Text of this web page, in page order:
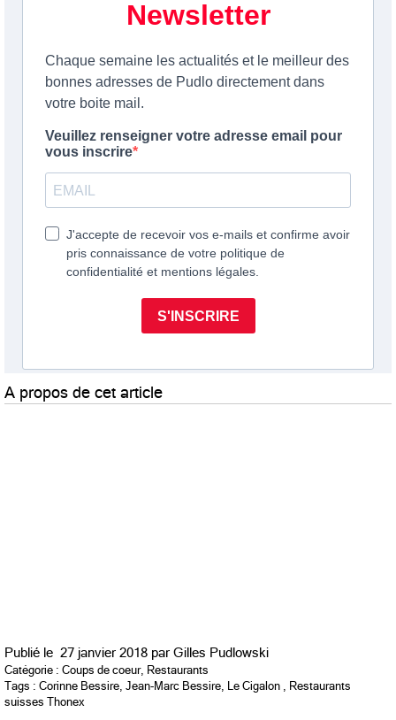
A propos de cet article
Publié le 27 janvier 2018 par Gilles Pudlowski
Catégorie : Coups de coeur, Restaurants
Tags : Corinne Bessire, Jean-Marc Bessire, Le Cigalon , Restaurants
suisses Thonex